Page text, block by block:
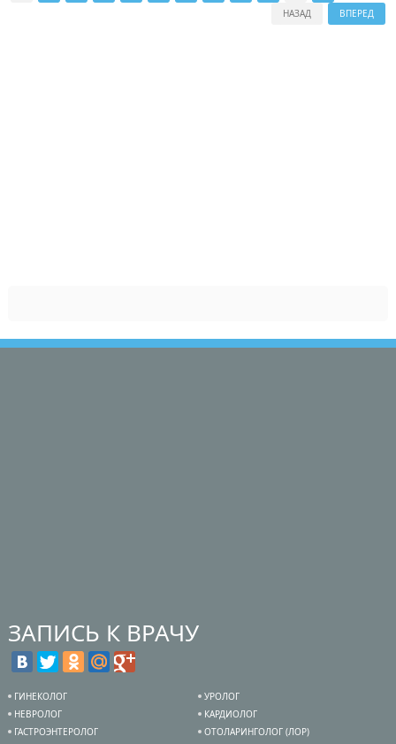
НАЗАД ВПЕРЕД
ЗАПИСЬ К ВРАЧУ
ГИНЕКОЛОГ
УРОЛОГ
НЕВРОЛОГ
КАРДИОЛОГ
ГАСТРОЭНТЕРОЛОГ
ОТОЛАРИНГОЛОГ (ЛОР)